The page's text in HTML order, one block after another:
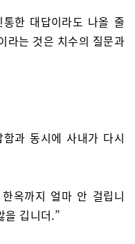
한 대답이라도 나올 줄
라는 것은 치수의 질문과
과 동시에 사내가 다시
옥까지 얼마 안 걸립니
을 깁니더.”